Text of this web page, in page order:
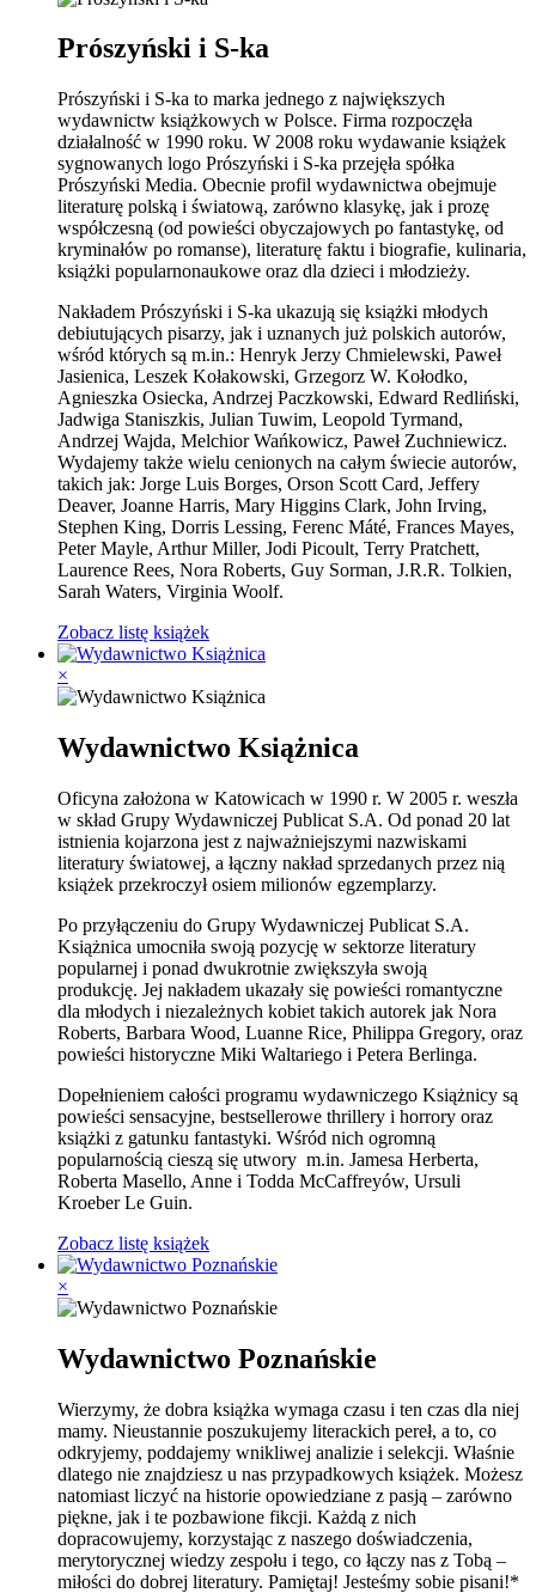
Prószyński i S-ka
Prószyński i S-ka to marka jednego z największych
wydawnictw książkowych w Polsce. Firma rozpoczęła
działalność w 1990 roku. W 2008 roku wydawanie książek
sygnowanych logo Prószyński i S-ka przejęła spółka
Prószyński Media. Obecnie profil wydawnictwa obejmuje
literaturę polską i światową, zarówno klasykę, jak i prozę
współczesną (od powieści obyczajowych po fantastykę, od
kryminałów po romanse), literaturę faktu i biografie, kulinaria,
książki popularnonaukowe oraz dla dzieci i młodzieży.
Nakładem Prószyński i S-ka ukazują się książki młodych
debiutujących pisarzy, jak i uznanych już polskich autorów,
wśród których są m.in.: Henryk Jerzy Chmielewski, Paweł
Jasienica, Leszek Kołakowski, Grzegorz W. Kołodko,
Agnieszka Osiecka, Andrzej Paczkowski, Edward Redliński,
Jadwiga Staniszkis, Julian Tuwim, Leopold Tyrmand,
Andrzej Wajda, Melchior Wańkowicz, Paweł Zuchniewicz.
Wydajemy także wielu cenionych na całym świecie autorów,
takich jak: Jorge Luis Borges, Orson Scott Card, Jeffery
Deaver, Joanne Harris, Mary Higgins Clark, John Irving,
Stephen King, Dorris Lessing, Ferenc Máté, Frances Mayes,
Peter Mayle, Arthur Miller, Jodi Picoult, Terry Pratchett,
Laurence Rees, Nora Roberts, Guy Sorman, J.R.R. Tolkien,
Sarah Waters, Virginia Woolf.
Zobacz listę książek
×
Wydawnictwo Książnica
Oficyna założona w Katowicach w 1990 r. W 2005 r. weszła
w skład Grupy Wydawniczej Publicat S.A. Od ponad 20 lat
istnienia kojarzona jest z najważniejszymi nazwiskami
literatury światowej, a łączny nakład sprzedanych przez nią
książek przekroczył osiem milionów egzemplarzy.
Po przyłączeniu do Grupy Wydawniczej Publicat S.A.
Książnica umocniła swoją pozycję w sektorze literatury
popularnej i ponad dwukrotnie zwiększyła swoją
produkcję. Jej nakładem ukazały się powieści romantyczne
dla młodych i niezależnych kobiet takich autorek jak Nora
Roberts, Barbara Wood, Luanne Rice, Philippa Gregory, oraz
powieści historyczne Miki Waltariego i Petera Berlinga.
Dopełnieniem całości programu wydawniczego Książnicy są
powieści sensacyjne, bestsellerowe thrillery i horrory oraz
książki z gatunku fantastyki. Wśród nich ogromną
popularnością cieszą się utwory m.in. Jamesa Herberta,
Roberta Masello, Anne i Todda McCaffreyów, Ursuli
Kroeber Le Guin.
Zobacz listę książek
×
Wydawnictwo Poznańskie
Wierzymy, że dobra książka wymaga czasu i ten czas dla niej
mamy. Nieustannie poszukujemy literackich pereł, a to, co
odkryjemy, poddajemy wnikliwej analizie i selekcji. Właśnie
dlatego nie znajdziesz u nas przypadkowych książek. Możesz
natomiast liczyć na historie opowiedziane z pasją – zarówno
piękne, jak i te pozbawione fikcji. Każdą z nich
dopracowujemy, korzystając z naszego doświadczenia,
merytorycznej wiedzy zespołu i tego, co łączy nas z Tobą –
miłości do dobrej literatury. Pamiętaj! Jesteśmy sobie pisani!*